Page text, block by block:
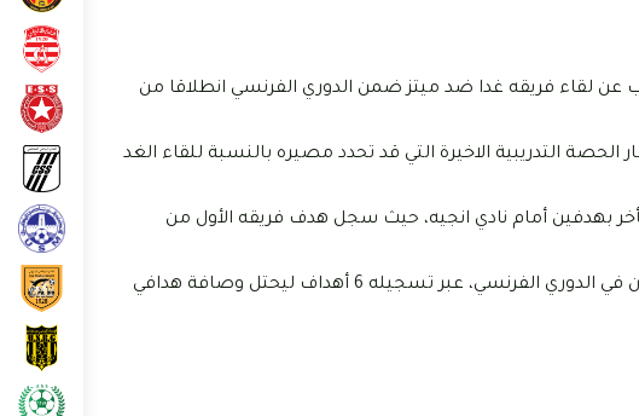
عن لقاء فريقه غدا ضد ميتز ضمن الدوري الفرنسي انطلاقا من
التدريبية الاخيرة التي قد تحدد مصيره بالنسبة للقاء الغد
بهدفين أمام نادي انجيه، حيث سجل هدف فريقه الأول من
وسجل المهاجم الدولي التونسي في الموسم الحالي 55% من أهداف فريق سانت إتيان في الدوري الفرنسي، عبر تسجيله 6 أهداف ليحتل وصافة هدافي